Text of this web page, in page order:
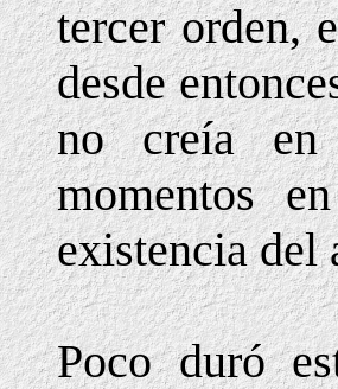
tercer orden,
desde
no creía en
momentos
existencia del
Poco duró